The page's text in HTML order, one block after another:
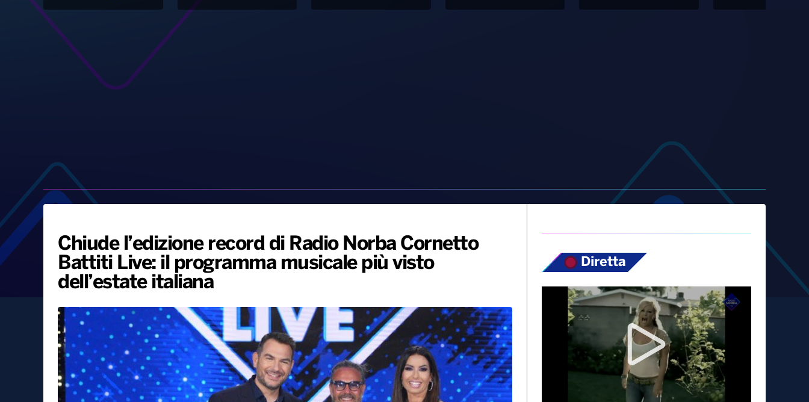
Chiude l’edizione record di Radio Norba Cornetto
Battiti Live: il programma musicale più visto
dell’estate italiana
Diretta